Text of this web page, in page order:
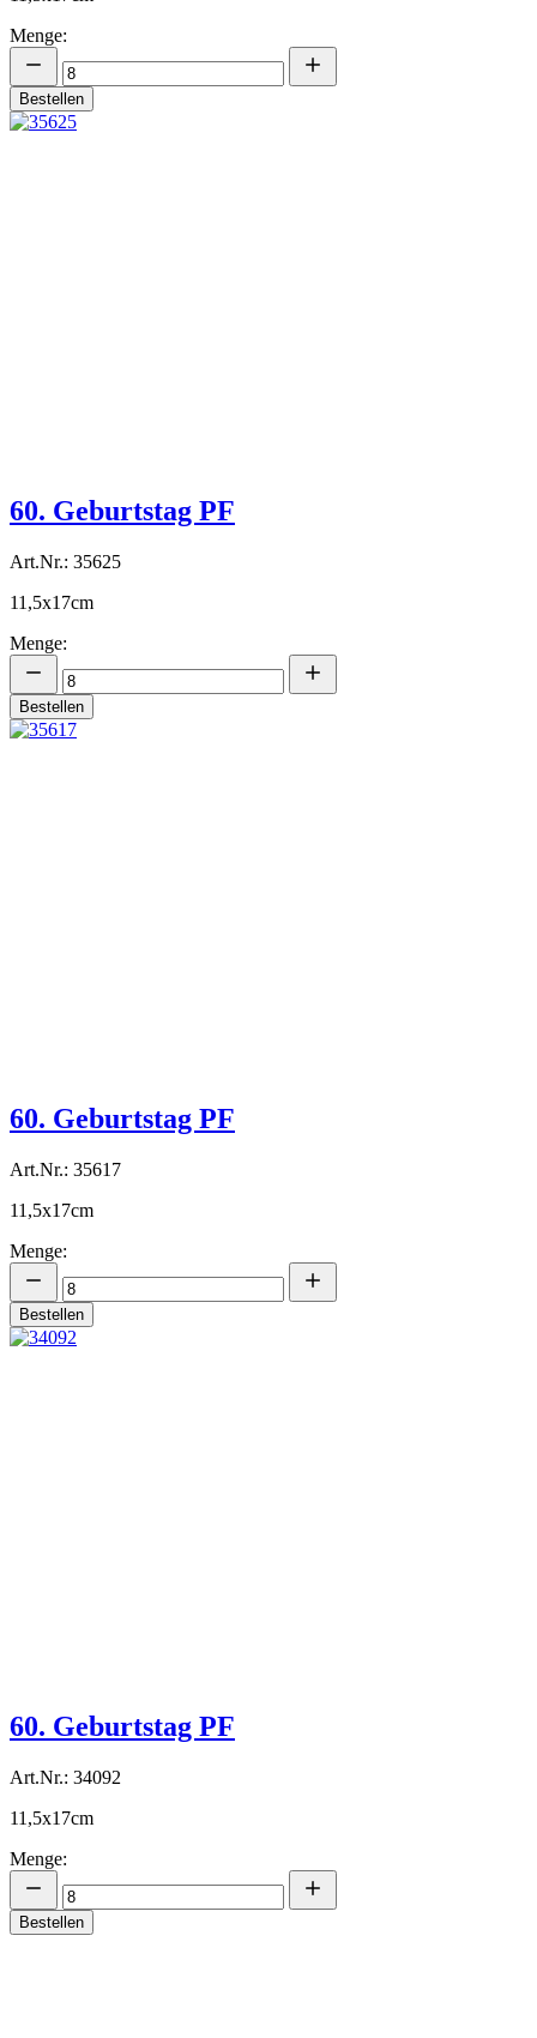
Menge:
Bestellen
60. Geburtstag PF
Art.Nr.: 35625
11,5x17cm
Menge:
Bestellen
60. Geburtstag PF
Art.Nr.: 35617
11,5x17cm
Menge:
Bestellen
60. Geburtstag PF
Art.Nr.: 34092
11,5x17cm
Menge:
Bestellen